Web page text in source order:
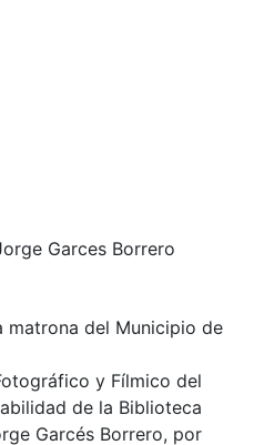
Garces Borrero
matrona del Municipio de
y Fílmico del
de la Biblioteca
Garcés Borrero, por